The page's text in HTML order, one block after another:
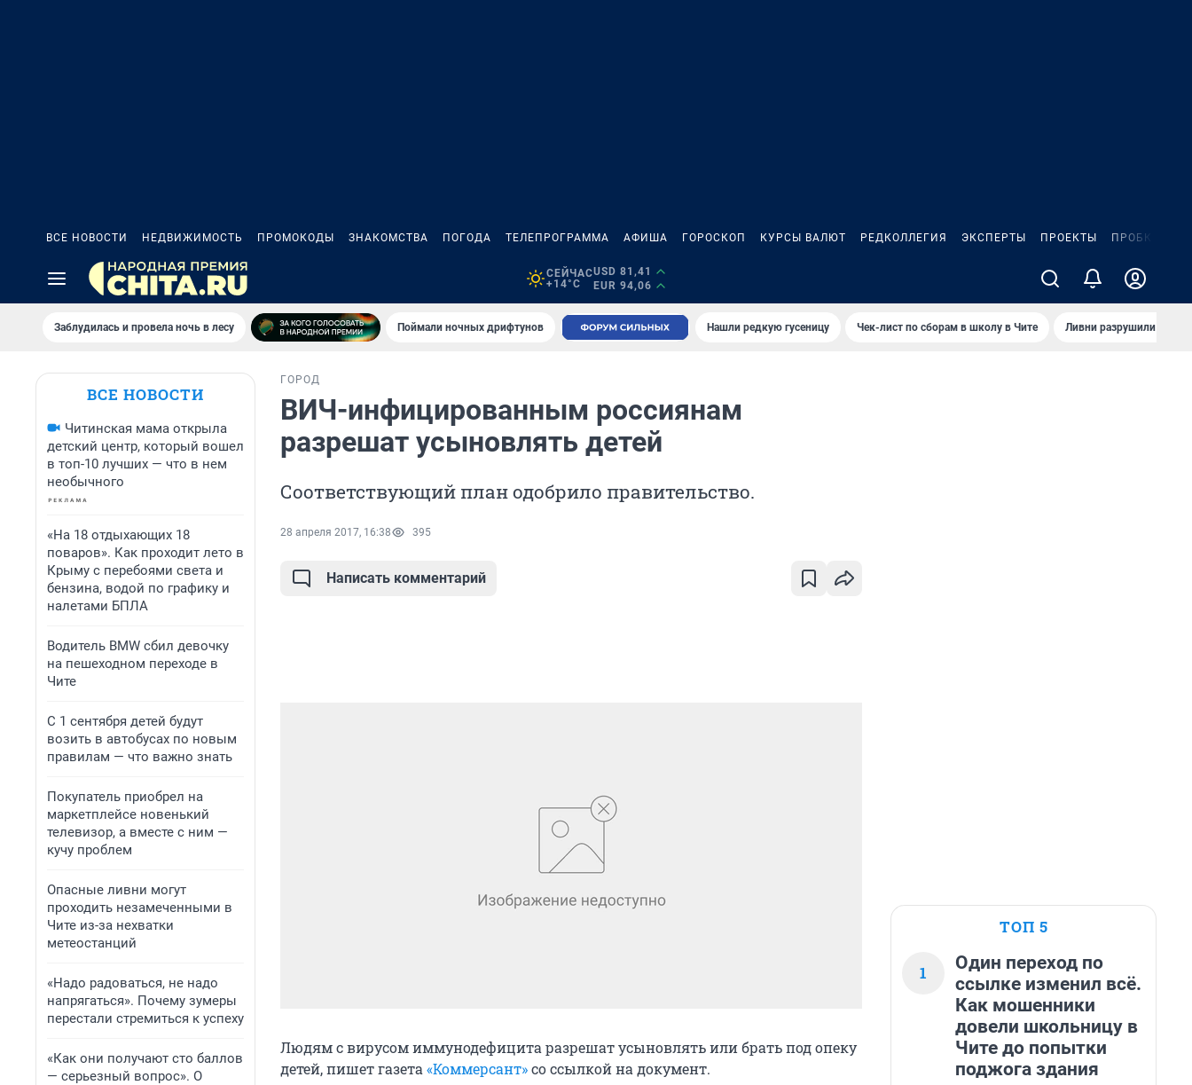
ВСЕ НОВОСТИ НЕДВИЖИМОСТЬ ПРОМОКОДЫ ЗНАКОМСТВА ПОГОДА ТЕЛЕПРОГРАММА АФИША ГОРОСКОП КУРСЫ ВАЛЮТ РЕДКОЛЛЕГИЯ ЭКСПЕРТЫ ПРОЕКТЫ ПРОБКИ
СЕЙЧАС
+14°C
USD 81,41
EUR 94,06
Заблудилась и провела ночь в лесу Поймали ночных дрифтунов Нашли редкую гусеницу Чек-лист по сборам в школу в Чите Ливни разрушили
ВСЕ НОВОСТИ
Читинская мама открыла
детский центр, который вошел
в топ-10 лучших — что в нем
необычного
«На 18 отдыхающих 18
поваров». Как проходит лето в
Крыму с перебоями света и
бензина, водой по графику и
налетами БПЛА
Водитель BMW сбил девочку
на пешеходном переходе в
Чите
С 1 сентября детей будут
возить в автобусах по новым
правилам — что важно знать
Покупатель приобрел на
маркетплейсе новенький
телевизор, а вместе с ним —
кучу проблем
Опасные ливни могут
проходить незамеченными в
Чите из-за нехватки
метеостанций
«Надо радоваться, не надо
напрягаться». Почему зумеры
перестали стремиться к успеху
«Как они получают сто баллов
— серьезный вопрос». О
ГОРОД
ВИЧ-инфицированным россиянам
разрешат усыновлять детей
Соответствующий план одобрило правительство.
28 апреля 2017, 16:38 395
Написать комментарий
Людям с вирусом иммунодефицита разрешат усыновлять или брать под опеку
детей, пишет газета «Коммерсант»со ссылкой на документ.
ТОП 5
1
Один переход по
ссылке изменил всё.
Как мошенники
довели школьницу в
Чите до попытки
поджога здания